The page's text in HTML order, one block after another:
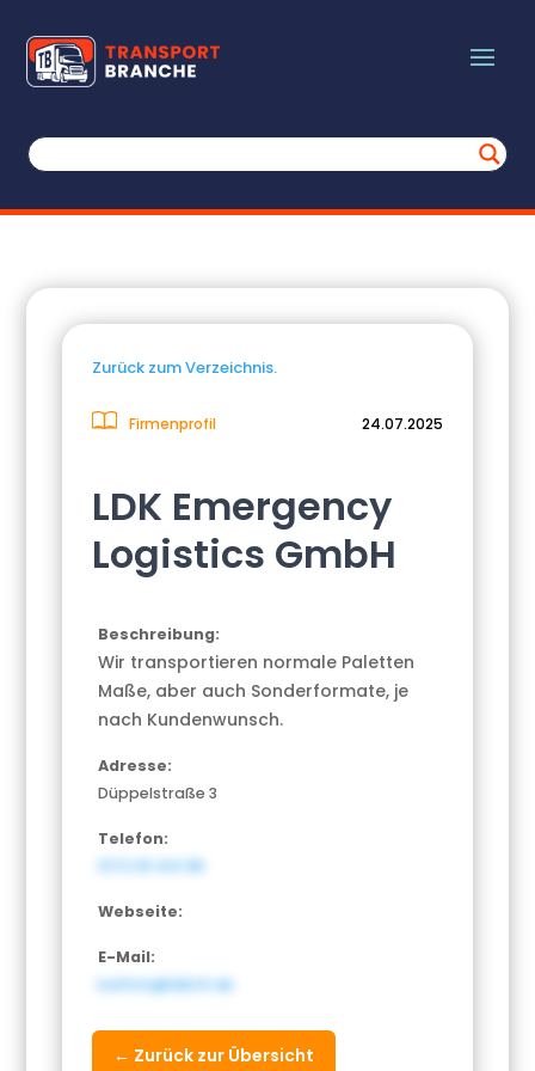
Zurück zum Verzeichnis.
Firmenprofil 24.07.2025
LDK Emergency
Logistics GmbH
Beschreibung:
Wir transportieren normale Paletten
Maße, aber auch Sonderformate, je
nach Kundenwunsch.
Adresse:
Düppelstraße 3
Telefon:
0172 39 414 98
Webseite:
E-Mail:
kathrin@ldk24.de
← Zurück zur Übersicht